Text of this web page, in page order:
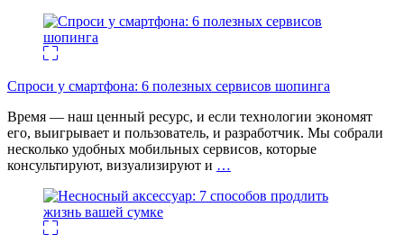
Спроси у смартфона: 6 полезных cервисов шопинга
Время — наш ценный ресурс, и если технологии экономят
его, выигрывает и пользователь, и разработчик. Мы собрали
несколько удобных мобильных сервисов, которые
консультируют, визуализируют и …